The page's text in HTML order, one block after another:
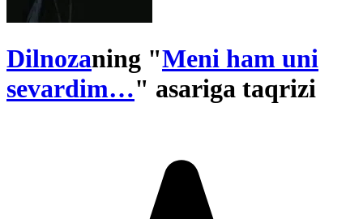
Dilnozaning "Meni ham uni
sevardim…" asariga taqrizi